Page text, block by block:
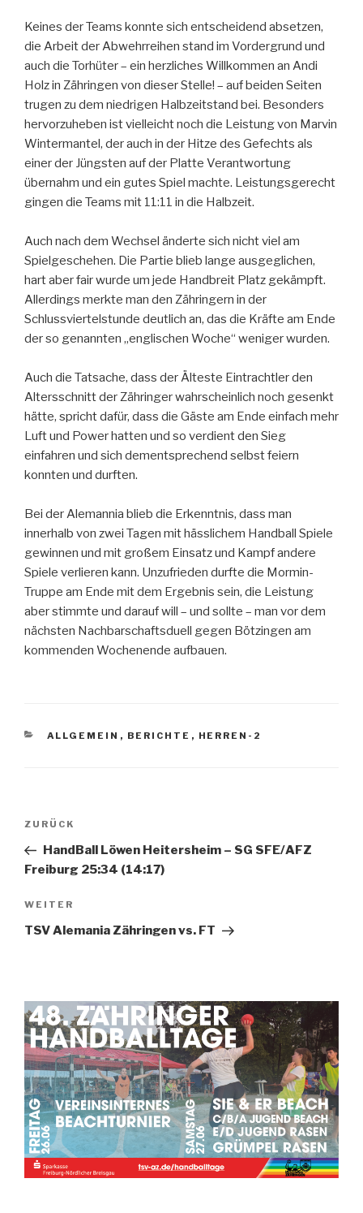
Keines der Teams konnte sich entscheidend absetzen,
die Arbeit der Abwehrreihen stand im Vordergrund und
auch die Torhüter – ein herzliches Willkommen an Andi
Holz in Zähringen von dieser Stelle! – auf beiden Seiten
trugen zu dem niedrigen Halbzeitstand bei. Besonders
hervorzuheben ist vielleicht noch die Leistung von Marvin
Wintermantel, der auch in der Hitze des Gefechts als
einer der Jüngsten auf der Platte Verantwortung
übernahm und ein gutes Spiel machte. Leistungsgerecht
gingen die Teams mit 11:11 in die Halbzeit.
Auch nach dem Wechsel änderte sich nicht viel am
Spielgeschehen. Die Partie blieb lange ausgeglichen,
hart aber fair wurde um jede Handbreit Platz gekämpft.
Allerdings merkte man den Zähringern in der
Schlussviertelstunde deutlich an, das die Kräfte am Ende
der so genannten „englischen Woche“ weniger wurden.
Auch die Tatsache, dass der Älteste Eintrachtler den
Altersschnitt der Zähringer wahrscheinlich noch gesenkt
hätte, spricht dafür, dass die Gäste am Ende einfach mehr
Luft und Power hatten und so verdient den Sieg
einfahren und sich dementsprechend selbst feiern
konnten und durften.
Bei der Alemannia blieb die Erkenntnis, dass man
innerhalb von zwei Tagen mit hässlichem Handball Spiele
gewinnen und mit großem Einsatz und Kampf andere
Spiele verlieren kann. Unzufrieden durfte die Mormin-
Truppe am Ende mit dem Ergebnis sein, die Leistung
aber stimmte und darauf will – und sollte – man vor dem
nächsten Nachbarschaftsduell gegen Bötzingen am
kommenden Wochenende aufbauen.
ALLGEMEIN , BERICHTE , HERREN-2
ZURÜCK
HandBall Löwen Heitersheim – SG SFE/AFZ
Freiburg 25:34 (14:17)
WEITER
TSV Alemania Zähringen vs. FT